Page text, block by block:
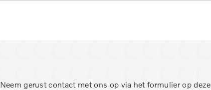
Neem gerust contact met ons op via het formulier op deze